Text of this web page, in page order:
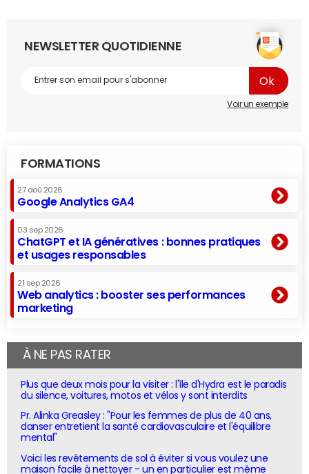
NEWSLETTER QUOTIDIENNE
Voir un exemple
FORMATIONS
27 aoû 2026
Google Analytics GA4
03 sep 2026
ChatGPT et IA génératives : bonnes pratiques
et usages responsables
21 sep 2026
Web analytics : booster ses performances
marketing
À NE PAS RATER
Plus que deux mois pour la visiter : l'île d'Hydra est le paradis
du silence, voitures, motos et vélos y sont interdits
Pr. Alinka Greasley : "Pour les femmes de plus de 40 ans,
danser entretient la santé cardiovasculaire et l'équilibre
mental"
Voici les revêtements de sol à éviter si vous voulez une
maison facile à nettoyer - un en particulier est même